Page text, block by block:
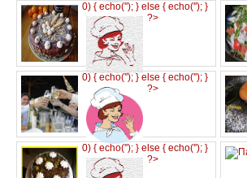
0) { echo(''); } else { echo(''); }
?>
0) { echo(''); } else { echo(''); }
?>
0) { echo(''); } else { echo(''); }
?>